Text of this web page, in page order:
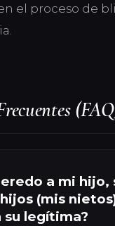
el proceso de
a mi hijo,
(mis
su legítima?